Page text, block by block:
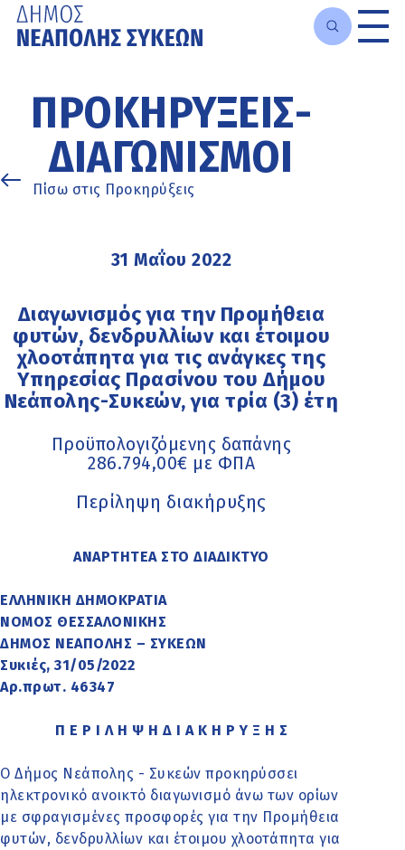
κυρίως
περιεχόμενο
ΠΡΟΚΗΡΎΞΕΙΣ-
ΔΙΑΓΩΝΙΣΜΟΊ
Πίσω στις Προκηρύξεις
31 Μαΐου 2022
Διαγωνισμός για την Προμήθεια
φυτών, δενδρυλλίων και έτοιμου
χλοοτάπητα για τις ανάγκες της
Υπηρεσίας Πρασίνου του Δήμου
Νεάπολης-Συκεών, για τρία (3) έτη
Προϋπολογιζόμενης δαπάνης
286.794,00€ με ΦΠΑ
Περίληψη διακήρυξης
ΑΝΑΡΤΗΤΕΑ ΣΤΟ ΔΙΑΔΙΚΤΥΟ
ΕΛΛΗΝΙΚΗ ΔΗΜΟΚΡΑΤΙΑ
ΝΟΜΟΣ ΘΕΣΣΑΛΟΝΙΚΗΣ
ΔΗΜΟΣ ΝΕΑΠΟΛΗΣ – ΣΥΚΕΩΝ
Συκιές, 31/05/2022
Αρ.πρωτ. 46347
Π Ε Ρ Ι Λ Η Ψ Η Δ Ι Α Κ Η Ρ Υ Ξ Η Σ
Ο Δήμος Νεάπολης - Συκεών προκηρύσσει
ηλεκτρονικό ανοικτό διαγωνισμό άνω των ορίων
με σφραγισμένες προσφορές για την Προμήθεια
φυτών, δενδρυλλίων και έτοιμου χλοοτάπητα για